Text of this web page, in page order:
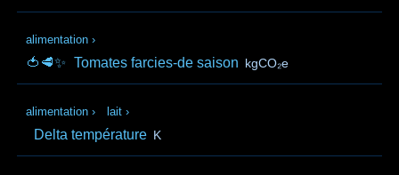
alimentation ›
🍅🥩✨ Tomates farcies-de saison kgCO₂e
alimentation › lait ›
Delta température K